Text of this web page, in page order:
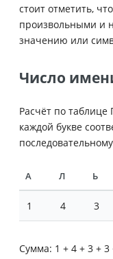
стоит отметить,
произвольными и
значению или
Число
Расчёт по таблице
каждой букве
А Л Ь
1 4 3
Сумма: 1 + 4 + 3 + 3